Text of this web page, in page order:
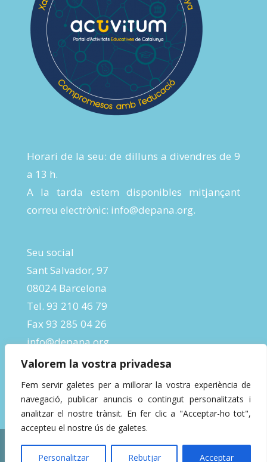
Valorem la vostra privadesa
Fem servir galetes per a millorar la vostra experiència de
navegació, publicar anuncis o contingut personalitzats i
analitzar el nostre trànsit. En fer clic a "Acceptar-ho tot",
accepteu el nostre ús de galetes.
Personalitzar Rebutjar Acceptar
Horari de la seu: de dilluns a divendres de 9
a 13 h.
A la tarda estem disponibles mitjançant
correu electrònic: info@depana.org.
Seu social
Sant Salvador, 97
08024 Barcelona
Tel. 93 210 46 79
Fax 93 285 04 26
info@depana.org
Designed byInBeta Crafts| Powered by